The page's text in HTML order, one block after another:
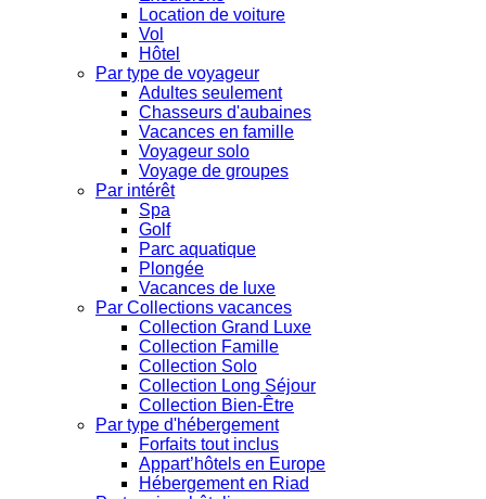
Location de voiture
Vol
Hôtel
Par type de voyageur
Adultes seulement
Chasseurs d'aubaines
Vacances en famille
Voyageur solo
Voyage de groupes
Par intérêt
Spa
Golf
Parc aquatique
Plongée
Vacances de luxe
Par Collections vacances
Collection Grand Luxe
Collection Famille
Collection Solo
Collection Long Séjour
Collection Bien-Être
Par type d'hébergement
Forfaits tout inclus
Appart’hôtels en Europe
Hébergement en Riad